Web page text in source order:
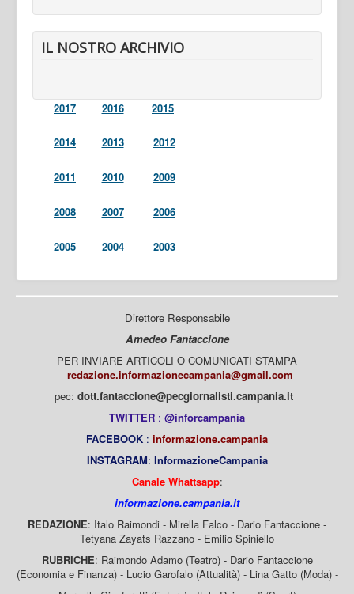
IL NOSTRO ARCHIVIO
2017 2016 2015
2014 2013 2012
2011 2010 2009
2008 2007 2006
2005 2004 2003
Direttore Responsabile
Amedeo Fantaccione
PER INVIARE ARTICOLI O COMUNICATI STAMPA
- redazione.informazionecampania@gmail.com
pec: dott.fantaccione@pecgiornalisti.campania.it
TWITTER : @inforcampania
FACEBOOK : informazione.campania
INSTAGRAM: InformazioneCampania
Canale Whattsapp:
informazione.campania.it
REDAZIONE: Italo Raimondi - Mirella Falco - Dario Fantaccione -
Tetyana Zayats Razzano - Emilio Spiniello
RUBRICHE: Raimondo Adamo (Teatro) - Dario Fantaccione
(Economia e Finanza) - Lucio Garofalo (Attualità) - Lina Gatto (Moda) -